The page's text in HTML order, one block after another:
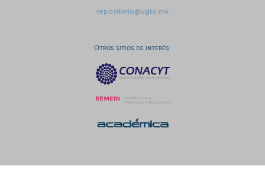
repositorio@ugto.mx
Otros sitios de interés: